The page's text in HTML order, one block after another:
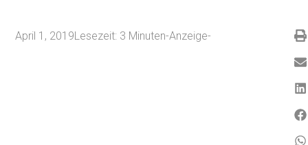
April 1, 2019Lesezeit: 3 Minuten-Anzeige-